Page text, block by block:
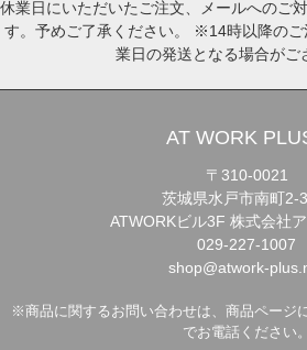
休業日にいただいたご注文、メールへのご
す。予めご了承ください。 ※14時以降の
業日の発送となる場合がご
AT WORK
〒310-0021
茨城県水戸市南町2-
ATWORKビル3F 株式会社
029-227-1007
shop@atwork-
※商品に関するお問い合わせは、商品ページ
でお電話ください。